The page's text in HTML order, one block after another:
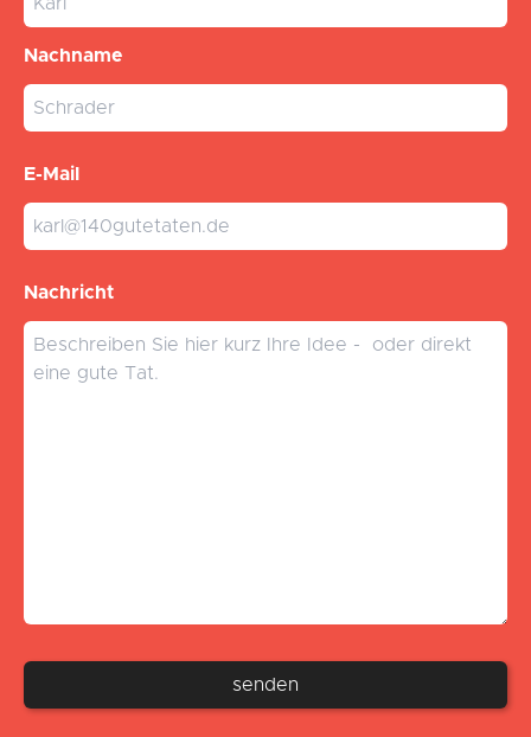
Nachname
E-Mail
Nachricht